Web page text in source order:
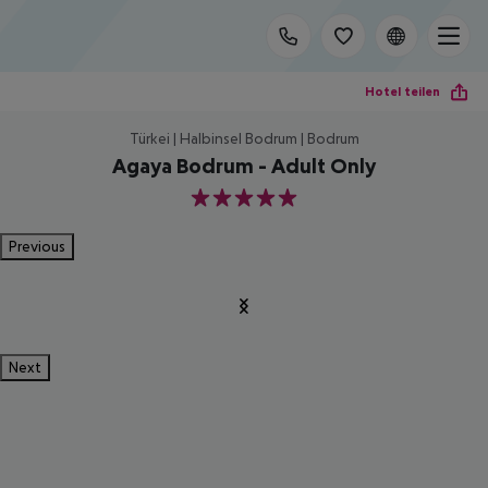
Hotel teilen
Türkei | Halbinsel Bodrum | Bodrum
Agaya Bodrum - Adult Only
5
Previous
Next